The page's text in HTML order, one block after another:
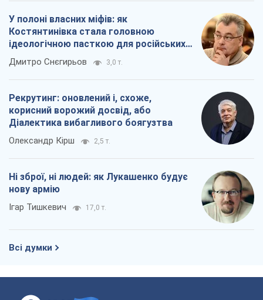
У полоні власних міфів: як
Костянтинівка стала головною
ідеологічною пасткою для російських
окупантів
Дмитро Снєгирьов 3,0 т.
Рекрутинг: оновлений і, схоже,
корисний ворожий досвід, або
Діалектика вибагливого боягузтва
Олександр Кірш 2,5 т.
Ні зброї, ні людей: як Лукашенко будує
нову армію
Ігар Тишкевич 17,0 т.
Всі думки